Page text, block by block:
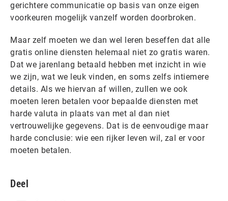
gerichtere communicatie op basis van onze eigen
voorkeuren mogelijk vanzelf worden doorbroken.
Maar zelf moeten we dan wel leren beseffen dat alle
gratis online diensten helemaal niet zo gratis waren.
Dat we jarenlang betaald hebben met inzicht in wie
we zijn, wat we leuk vinden, en soms zelfs intiemere
details. Als we hiervan af willen, zullen we ook
moeten leren betalen voor bepaalde diensten met
harde valuta in plaats van met al dan niet
vertrouwelijke gegevens. Dat is de eenvoudige maar
harde conclusie: wie een rijker leven wil, zal er voor
moeten betalen.
Deel